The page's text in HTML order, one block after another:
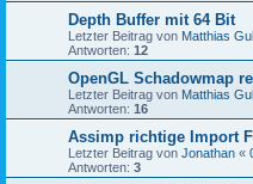
Depth Buffer mit 64 Bit
Letzter Beitrag von Matthias
Antworten: 12
OpenGL Schadowmap
Letzter Beitrag von Matthias
Antworten: 16
Assimp richtige Import
Letzter Beitrag von Jonathan «
Antworten: 3